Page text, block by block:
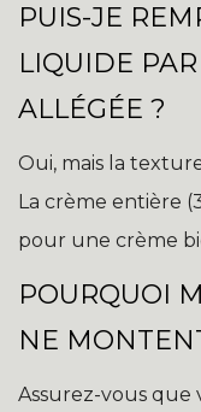
PUIS-JE
LIQUIDE
ALLÉGÉE ?
Oui, mais la
La crème entière
pour une crème
POURQUOI
NE
Assurez-vous que